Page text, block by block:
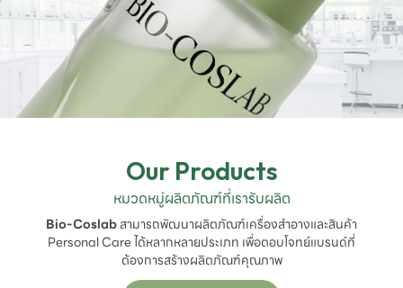
Our Products
หมวดหมู่ผลิตภัณฑ์ที่เรารับผลิต
Bio-Coslabสามารถพัฒนาผลิตภัณฑ์เครื่องสำอางและสินค้า
Personal Care ได้หลากหลายประเภท เพื่อตอบโจทย์แบรนด์ที่
ต้องการสร้างผลิตภัณฑ์คุณภาพ